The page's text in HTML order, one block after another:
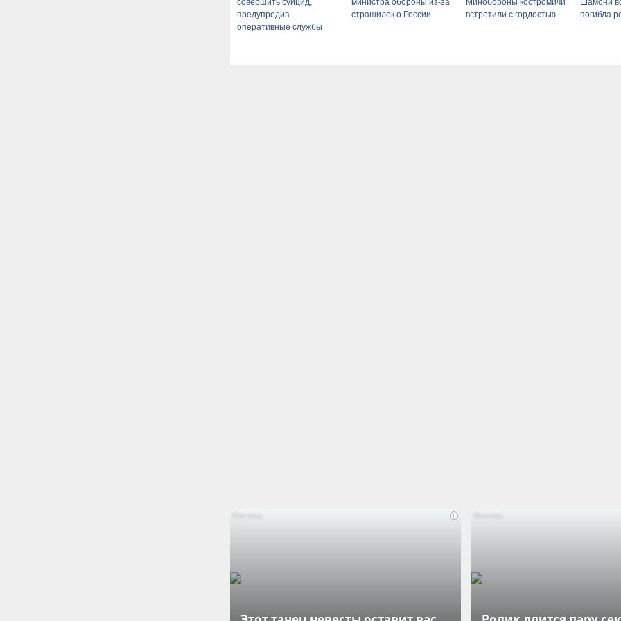
совершить суицид,
предупредив
оперативные службы
министра обороны из-за
страшилок о России
Минобороны костромичи
встретили с гордостью
Шамони
погибла
i